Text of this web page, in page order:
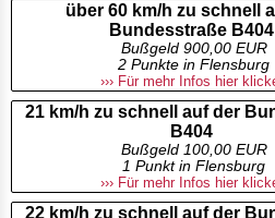
über 60 km/h zu schnell
Bundesstraße B404
Bußgeld 900,00 EUR
2 Punkte in Flensburg
››› Für mehr Infos hier
21 km/h zu schnell auf der
B404
Bußgeld 100,00 EUR
1 Punkt in Flensburg
››› Für mehr Infos hier
22 km/h zu schnell auf der